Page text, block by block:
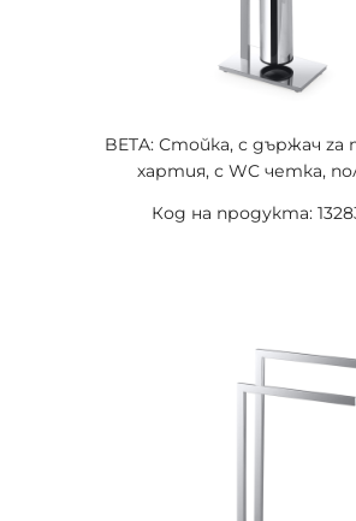
BETA: Стойка, с държач
хартия, с WC четка,
Код на продукта: